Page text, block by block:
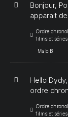
Bonjour,
apparait
Ordre
films et
Malo B
Hello
ordre
Ordre
films et